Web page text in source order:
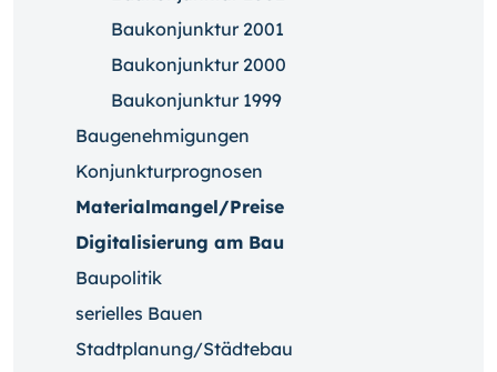
Baukonjunktur 2001
Baukonjunktur 2000
Baukonjunktur 1999
Baugenehmigungen
Konjunkturprognosen
Materialmangel/Preise
Digitalisierung am Bau
Baupolitik
serielles Bauen
Stadtplanung/Städtebau